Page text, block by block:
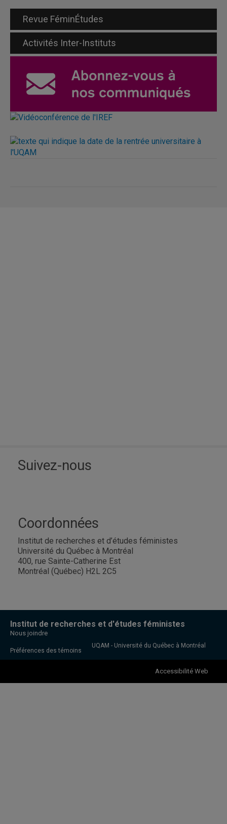
Revue FéminÉtudes
Activités Inter-Instituts
Suivez-nous
Coordonnées
Institut de recherches et d’études féministes
Université du Québec à Montréal
400, rue Sainte-Catherine Est
Montréal (Québec) H2L 2C5
Institut de recherches et d'études féministes
Nous joindre
Préférences des témoins
UQAM - Université du Québec à Montréal
Accessibilité Web